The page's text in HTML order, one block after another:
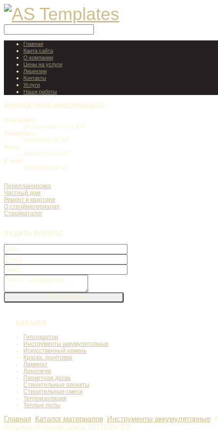
Главная
Карта сайта
О компании
Цены на услуги
Лицензии
Контакты
Услуги
Наши работы
КОНТАКТНАЯ ИНФОРМАЦИЯ:
Наш адрес:
ул. Коренастого, д.454
Телефоны:
8(499)031-50-57
Факс:
8(499)031-50-57
E-mail:
info@desrem.ru
Перепланировка
Частный дом
Ремонт в квартире
О стройматериалах
Стройкаталог
ЗАДАТЬ ВОПРОС
КАТАЛОГ
Гипсокартон
Инструменты аккумуляторные
Искусственный камень
Краска, грунтовка
Ламинат
Линолеум
Паркетная доска
Строительные проекты
Строительные смеси
Теплоизоляция
Теплые полы
Главная Каталог материалов Инструменты аккумуляторные
Аккуммуляторная дрель 6271DWPE3